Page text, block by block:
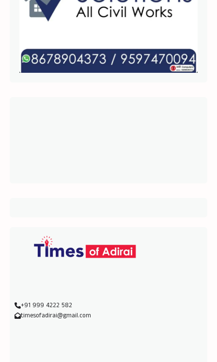
+91 999 4222 582
timesofadirai@gmail.com